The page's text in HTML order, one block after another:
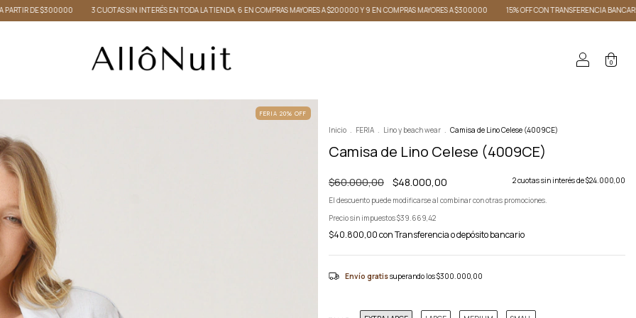
SIN INTERÉS EN TODA LA TIENDA, 6 EN COMPRAS MAYORES A $200000 Y 9 EN COMPRAS MAYORES A $300000 15% OFF CON TRANSFERENCIA BANCARIA ENVIO GRATIS A PARTIR DE
0
FERIA 20% OFF
Inicio . FERIA . Lino y beach wear . Camisa de Lino Celese (4009CE)
Camisa de Lino Celese (4009CE)
$60.000,00 $48.000,00 2cuotas sin interés de$24.000,00
El descuento puede modificarse al combinar con otras promociones.
Precio sin impuestos$39.669,42
$40.800,00conTransferencia o depósito bancario
Envío gratissuperando los$300.000,00